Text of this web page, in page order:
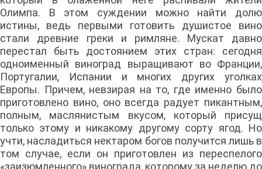
Олимпа. В этом суждении можно найти долю
истины, ведь первыми готовить душистое вино
стали древние греки и римляне. Мускат давно
перестал быть достоянием этих стран: сегодня
одноименный виноград выращивают во Франции,
Португалии, Испании и многих других уголках
Европы. Причем, невзирая на то, где именно было
приготовлено вино, оно всегда радует пикантным,
полным, маслянистым вкусом, который присущ
только этому и никакому другому сорту ягод. Но
учти, насладиться нектаром богов получится лишь в
том случае, если он приготовлен из переспелого
«заизюмленного» винограда, которому за неделю до